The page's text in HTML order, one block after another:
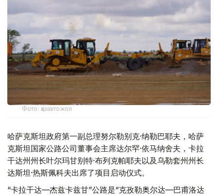
Фото: қазавтожол
哈萨克斯坦政府第一副总理努尔勒别克·纳勒巴耶夫，哈萨
克斯坦国家公路公司董事会主席达尔罕·依马纳舍夫，卡拉
干达州州长叶尔玛甘别特·布列克帕耶夫以及乌勒套州州长
达斯坦·热斯佩科夫出席了项目启动仪式。
“卡拉干达—杰兹卡兹甘”公路是“克孜勒奥尔达—巴甫洛达